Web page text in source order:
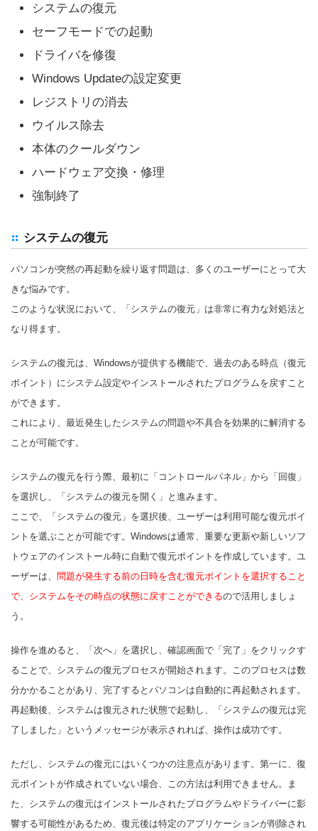
システムの復元
セーフモードでの起動
ドライバを修復
Windows Updateの設定変更
レジストリの消去
ウイルス除去
本体のクールダウン
ハードウェア交換・修理
強制終了
システムの復元
パソコンが突然の再起動を繰り返す問題は、多くのユーザーにとって大
きな悩みです。
このような状況において、「システムの復元」は非常に有力な対処法と
なり得ます。
システムの復元は、Windowsが提供する機能で、過去のある時点（復元
ポイント）にシステム設定やインストールされたプログラムを戻すこと
ができます。
これにより、最近発生したシステムの問題や不具合を効果的に解消する
ことが可能です。
システムの復元を行う際、最初に「コントロールパネル」から「回復」
を選択し、「システムの復元を開く」と進みます。
ここで、「システムの復元」を選択後、ユーザーは利用可能な復元ポイ
ントを選ぶことが可能です。Windowsは通常、重要な更新や新しいソフ
トウェアのインストール時に自動で復元ポイントを作成しています。ユ
ーザーは、 問題が発生する前の日時を含む復元ポイントを選択すること
で、システムをその時点の状態に戻すことができるので活用しましょ
う。
操作を進めると、「次へ」を選択し、確認画面で「完了」をクリックす
ることで、システムの復元プロセスが開始されます。このプロセスは数
分かかることがあり、完了するとパソコンは自動的に再起動されます。
再起動後、システムは復元された状態で起動し、「システムの復元は完
了しました」というメッセージが表示されれば、操作は成功です。
ただし、システムの復元にはいくつかの注意点があります。第一に、復
元ポイントが作成されていない場合、この方法は利用できません。ま
た、システムの復元はインストールされたプログラムやドライバーに影
響する可能性があるため、復元後は特定のアプリケーションが削除され